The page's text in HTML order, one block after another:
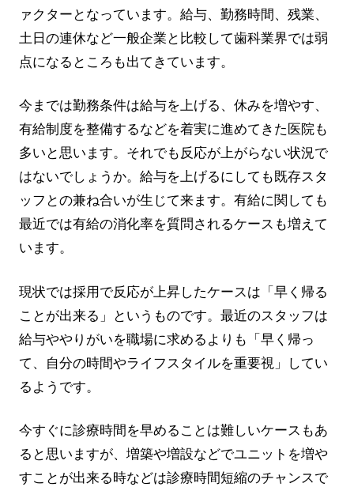
ァクターとなっています。給与、勤務時間、残業、
土日の連休など一般企業と比較して歯科業界では弱
点になるところも出てきています。
今までは勤務条件は給与を上げる、休みを増やす、
有給制度を整備するなどを着実に進めてきた医院も
多いと思います。それでも反応が上がらない状況で
はないでしょうか。給与を上げるにしても既存スタ
ッフとの兼ね合いが生じて来ます。有給に関しても
最近では有給の消化率を質問されるケースも増えて
います。
現状では採用で反応が上昇したケースは「早く帰る
ことが出来る」というものです。最近のスタッフは
給与ややりがいを職場に求めるよりも「早く帰っ
て、自分の時間やライフスタイルを重要視」してい
るようです。
今すぐに診療時間を早めることは難しいケースもあ
ると思いますが、増築や増設などでユニットを増や
すことが出来る時などは診療時間短縮のチャンスで